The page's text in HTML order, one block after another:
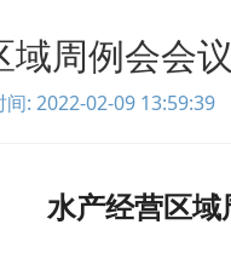
周例会会
间: 2022-02-09 13:59:39
水产经营区域